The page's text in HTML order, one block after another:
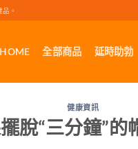
。
HOME 全部商品 延時助勃
健康資訊
脫“三分鐘”的